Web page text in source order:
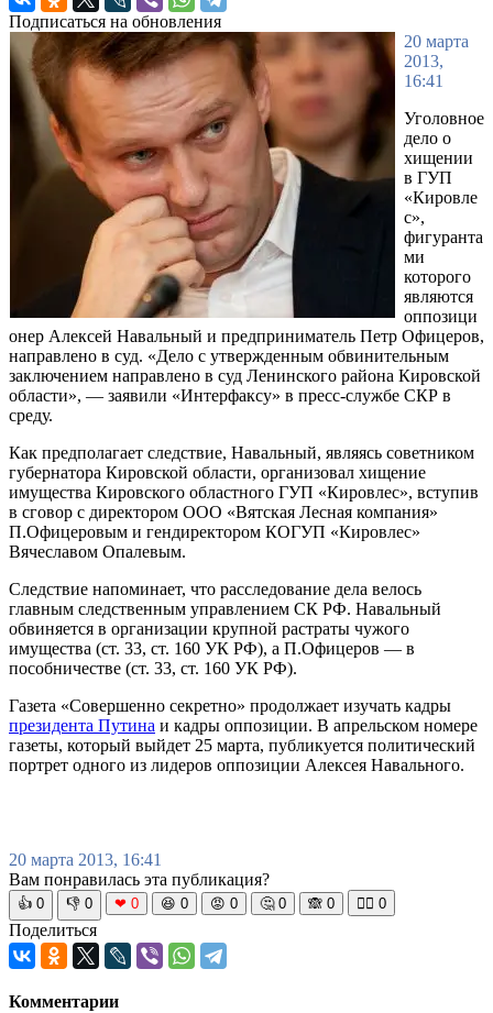
Подписаться на обновления
20 марта
2013,
16:41
Уголовное
дело о
хищении
в ГУП
«Кировле
с»,
фигуранта
ми
которого
являются
оппозици
онер Алексей Навальный и предприниматель Петр Офицеров,
направлено в суд. «Дело с утвержденным обвинительным
заключением направлено в суд Ленинского района Кировской
области», — заявили «Интерфаксу» в пресс-службе СКР в
среду.
Как предполагает следствие, Навальный, являясь советником
губернатора Кировской области, организовал хищение
имущества Кировского областного ГУП «Кировлес», вступив
в сговор с директором ООО «Вятская Лесная компания»
П.Офицеровым и гендиректором КОГУП «Кировлес»
Вячеславом Опалевым.
Следствие напоминает, что расследование дела велось
главным следственным управлением СК РФ. Навальный
обвиняется в организации крупной растраты чужого
имущества (ст. 33, ст. 160 УК РФ), а П.Офицеров — в
пособничестве (ст. 33, ст. 160 УК РФ).
Газета «Совершенно секретно» продолжает изучать кадры
президента Путина и кадры оппозиции. В апрельском номере
газеты, который выйдет 25 марта, публикуется политический
портрет одного из лидеров оппозиции Алексея Навального.
20 марта 2013, 16:41
Вам понравилась эта публикация?
👍 0 👎 0 ❤ 0 😆 0 😡 0 🤔 0 🙈 0 🧘‍♀️ 0
Поделиться
Комментарии